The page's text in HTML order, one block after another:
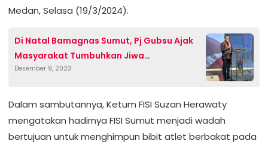
Medan, Selasa (19/3/2024).
Di Natal Bamagnas Sumut, Pj Gubsu Ajak
Masyarakat Tumbuhkan Jiwa
Kewirausahaan
Desember 9, 2023
Dalam sambutannya, Ketum FISI Suzan Herawaty
mengatakan hadirnya FISI Sumut menjadi wadah
bertujuan untuk menghimpun bibit atlet berbakat pada